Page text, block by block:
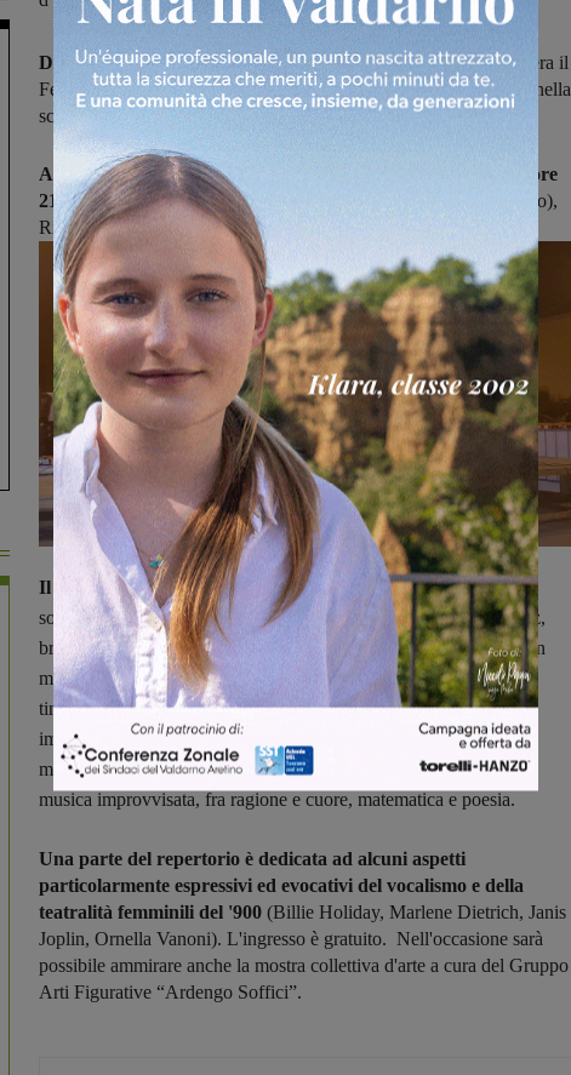
Dopo il successo del primo spettacolo in piazza a Troghi, stasera il
Festival Suoni e Colori 2016 chiude la sua serie di appuntamenti nella
scenografica Pieve di San Leolino.
Appuntamento per stasera, martedì 13 Settembre 2016, alle ore
21:15, per lo spettacolo di Khifla Plus con Carlotta Vettori (Flauto),
Riccardo Galardini (Chitarra) ed Ettore Bonafè (Percussioni).
Il Khifla Plus, nato nel 2001, propone un ventaglio di atmosfere
sonore che toccano molti stili musicali del novecento. Musica jazz,
brasiliana, pop, da film, canti ebraici e brani originali convivono in
modo armonioso, dinamico e creativo evidenziando le peculiarità
timbriche degli strumenti e delle voci capaci di esplorare strade
imprevedibili durante i momenti improvvisativi e di interplay fra i
musicisti: in sostanza un’oscillazione continua fra musica scritta e
musica improvvisata, fra ragione e cuore, matematica e poesia.
Una parte del repertorio è dedicata ad alcuni aspetti
particolarmente espressivi ed evocativi del vocalismo e della
teatralità femminili del '900 (Billie Holiday, Marlene Dietrich, Janis
Joplin, Ornella Vanoni). L'ingresso è gratuito. Nell'occasione sarà
possibile ammirare anche la mostra collettiva d'arte a cura del Gruppo
Arti Figurative “Ardengo Soffici”.